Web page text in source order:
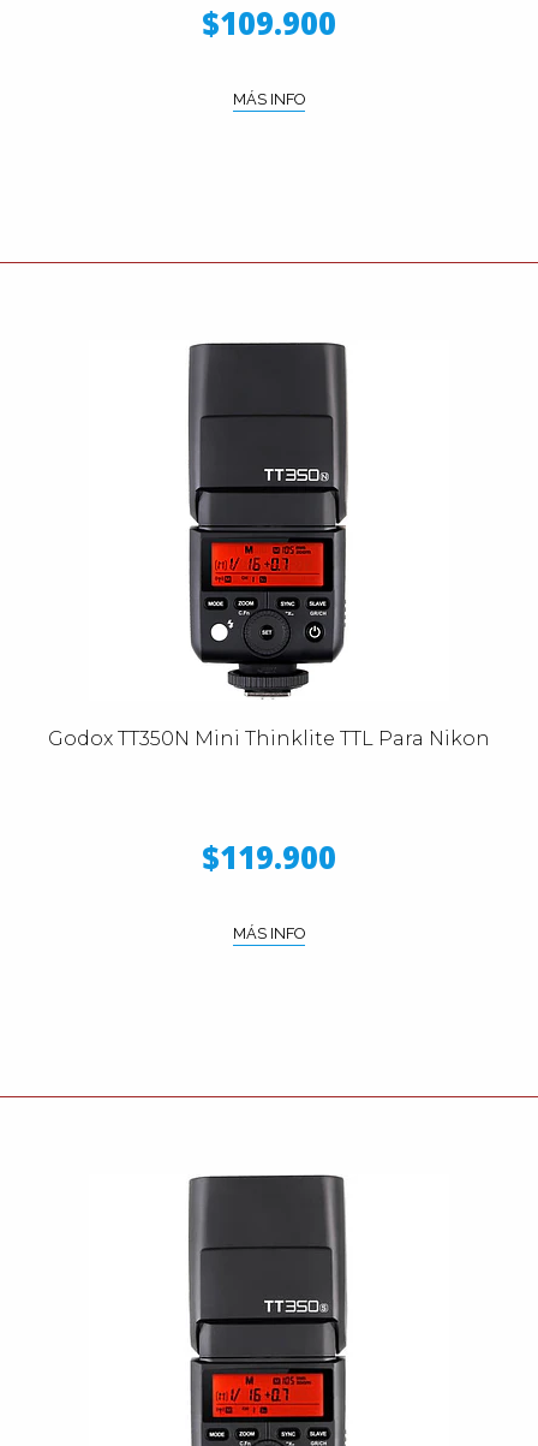
$109.900
MÁS INFO
Godox TT350N Mini Thinklite TTL Para Nikon
$119.900
MÁS INFO